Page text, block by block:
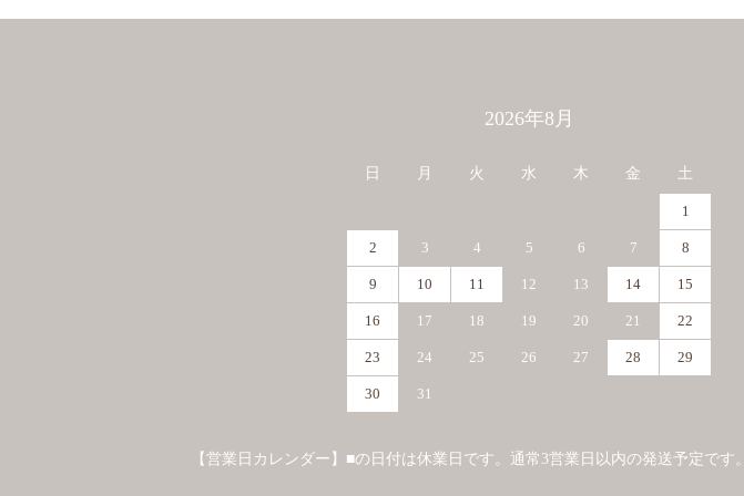
2026年8月
日 月 火 水 木 金 土
1
2 3 4 5 6 7 8
9 10 11 12 13 14 15
16 17 18 19 20 21 22
23 24 25 26 27 28 29
30 31
【営業日カレンダー】■の日付は休業日です。通常3営業日以内の発送予定です。